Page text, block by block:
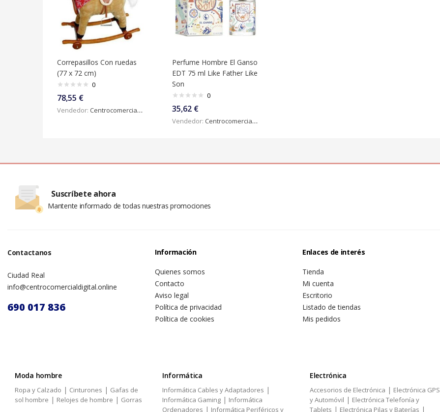
Correpasillos Con ruedas
(77 x 72 cm)
0
78,55 €
Vendedor: Centrocomercialdigital
Perfume Hombre El Ganso
EDT 75 ml Like Father Like
Son
0
35,62 €
Vendedor: Centrocomercialdigital
Suscríbete ahora
Mantente informado de todas nuestras promociones
Contactanos
Ciudad Real
info@centrocomercialdigital.online
690 017 836
Información
Quienes somos
Contacto
Aviso legal
Política de privacidad
Política de cookies
Enlaces de interés
Tienda
Mi cuenta
Escritorio
Listado de tiendas
Mis pedidos
Moda hombre
Ropa y Calzado | Cinturones | Gafas de
sol hombre | Relojes de hombre | Gorras
Informática
Informática Cables y Adaptadores |
Informática Gaming | Informática
Ordenadores | Informática Periféricos y
Electrónica
Accesorios de Electrónica | Electrónica GPS
y Automóvil | Electrónica Telefonía y
Tablets | Electrónica Pilas y Baterías |